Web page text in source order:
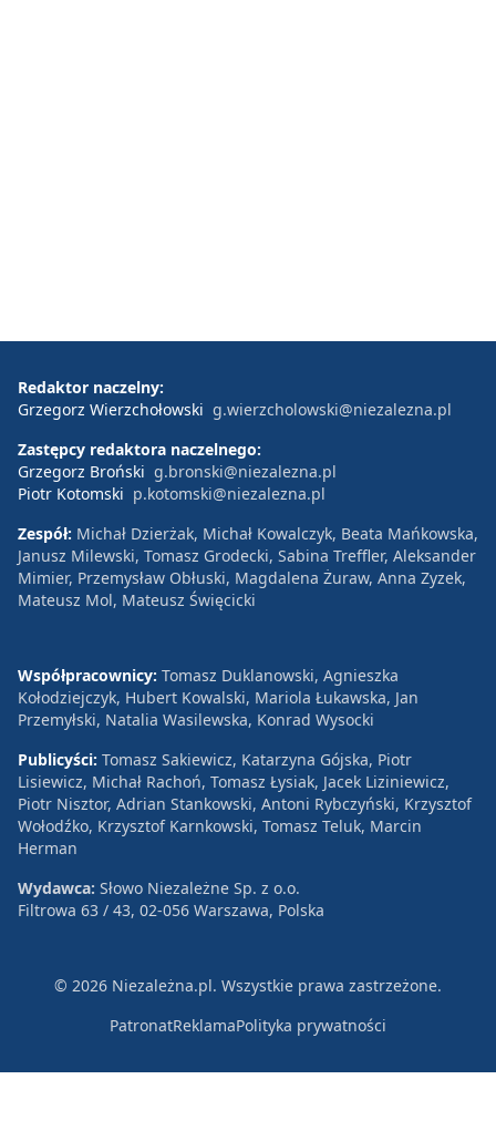
Redaktor naczelny:
Grzegorz Wierzchołowski g.wierzcholowski@niezalezna.pl
Zastępcy redaktora naczelnego:
Grzegorz Broński g.bronski@niezalezna.pl
Piotr Kotomski p.kotomski@niezalezna.pl
Zespół: Michał Dzierżak, Michał Kowalczyk, Beata Mańkowska,
Janusz Milewski, Tomasz Grodecki, Sabina Treffler, Aleksander
Mimier, Przemysław Obłuski, Magdalena Żuraw, Anna Zyzek,
Mateusz Mol, Mateusz Święcicki
Współpracownicy: Tomasz Duklanowski, Agnieszka
Kołodziejczyk, Hubert Kowalski, Mariola Łukawska, Jan
Przemyłski, Natalia Wasilewska, Konrad Wysocki
Publicyści: Tomasz Sakiewicz, Katarzyna Gójska, Piotr
Lisiewicz, Michał Rachoń, Tomasz Łysiak, Jacek Liziniewicz,
Piotr Nisztor, Adrian Stankowski, Antoni Rybczyński, Krzysztof
Wołodźko, Krzysztof Karnkowski, Tomasz Teluk, Marcin
Herman
Wydawca: Słowo Niezależne Sp. z o.o.
Filtrowa 63 / 43, 02-056 Warszawa, Polska
© 2026 Niezależna.pl. Wszystkie prawa zastrzeżone.
PatronatReklamaPolityka prywatności